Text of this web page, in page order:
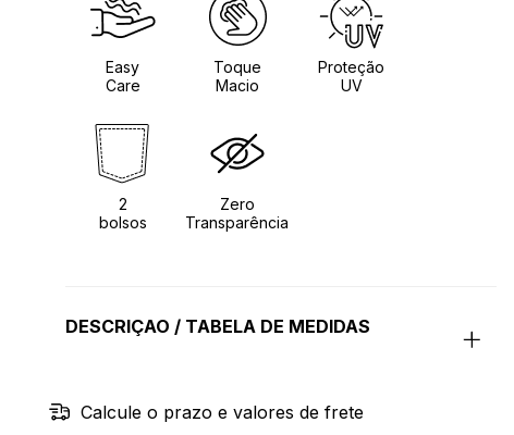
Easy
Care
Toque
Macio
Proteção
UV
2
bolsos
Zero
Transparência
DESCRIÇAO / TABELA DE MEDIDAS
Calcule o prazo e valores de frete